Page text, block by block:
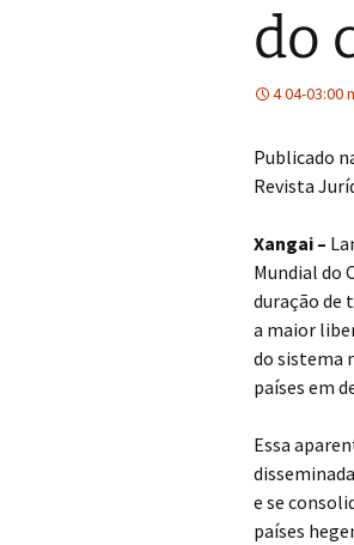
do
4 04-03:00
Publicado
Revista
Xangai –
Mundial do
duração de
a maior
do sistema
países em
Essa
e se
países